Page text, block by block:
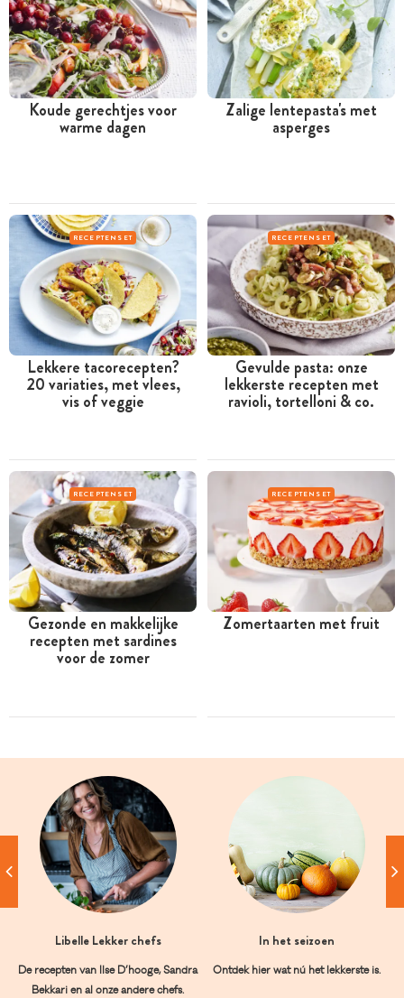
Koude gerechtjes voor
warme dagen
Zalige lentepasta's met
asperges
RECEPTENSET
Lekkere tacorecepten?
20 variaties, met vlees,
vis of veggie
RECEPTENSET
Gevulde pasta: onze
lekkerste recepten met
ravioli, tortelloni & co.
RECEPTENSET
Gezonde en makkelijke
recepten met sardines
voor de zomer
RECEPTENSET
Zomertaarten met fruit
Libelle Lekker chefs
De recepten van Ilse D’hooge, Sandra
Bekkari en al onze andere chefs.
In het seizoen
Ontdek hier wat nú het lekkerste is.